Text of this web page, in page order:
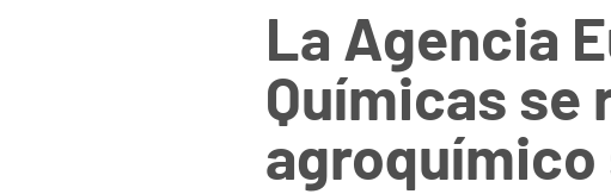
La Agencia
Químicas se